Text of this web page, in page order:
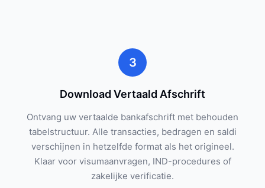
3
Download Vertaald Afschrift
Ontvang uw vertaalde bankafschrift met behouden
tabelstructuur. Alle transacties, bedragen en saldi
verschijnen in hetzelfde format als het origineel.
Klaar voor visumaanvragen, IND-procedures of
zakelijke verificatie.